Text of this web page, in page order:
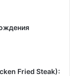
Fried Steak):